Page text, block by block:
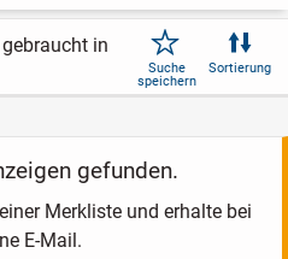
in
Suche
speichern
Sortierung
gefunden.
Merkliste und erhalte bei
E-Mail.